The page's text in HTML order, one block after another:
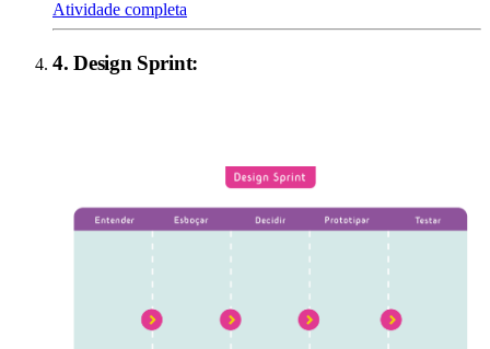
Atividade completa
4.Design Sprint: